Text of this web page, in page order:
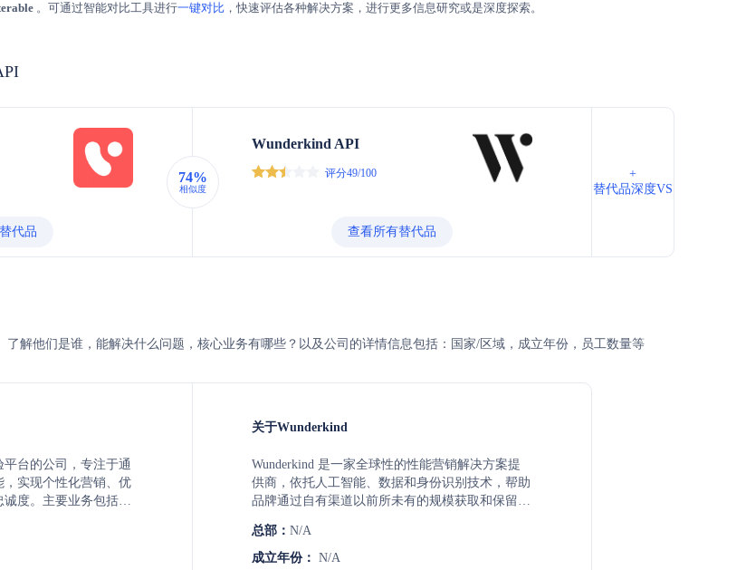
。可通过智能对比工具进行一键对比 ，快速评估各种解决方案，进行更多信息研究或是深度探索。
代品
74%
相似度
Wunderkind API
评分49/100
查看所有替代品
+
替代品深度VS
了解他们是谁，能解决什么问题，核心业务有哪些？以及公司的详情信息包括：国家/区域，成立年份，员工数量等
平台的公司，专注于通
实现个性化营销、优
度。主要业务包括多
策略。
关于Wunderkind
Wunderkind 是一家全球性的性能营销解决方案提
供商，依托人工智能、数据和身份识别技术，帮助
品牌通过自有渠道以前所未有的规模获取和保留客
扩大最高转化率的一对一营销信息，为超过700个
品牌实现数字收入目标。
总部： N/A
成立年份： N/A